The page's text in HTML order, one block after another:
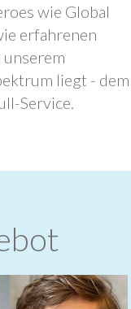
wie Global
erfahrenen
unserem
liegt - dem
Service.